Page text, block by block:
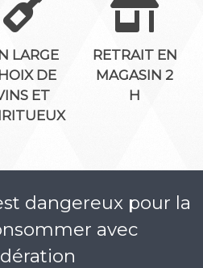
LARGE
DE
ET
RETRAIT EN
MAGASIN 2
H
dangereux pour la
avec